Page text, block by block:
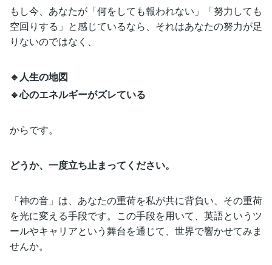
もし今、あなたが「何をしても報われない」「努力しても
空回りする」と感じているなら、それはあなたの努力が足
りないのではなく、
🔹人生の地図
🔹心のエネルギーがズレている
からです。
どうか、一度立ち止まってください。
「神の音」は、あなたの重荷を私が共に背負い、その重荷
を光に変える手段です。この手段を用いて、英語というツ
ールやキャリアという舞台を通じて、世界で響かせてみま
せんか。